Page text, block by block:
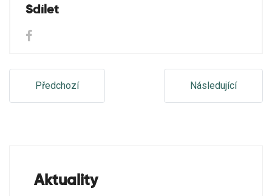
Aktuality
Sdílet
Předchozí Následující